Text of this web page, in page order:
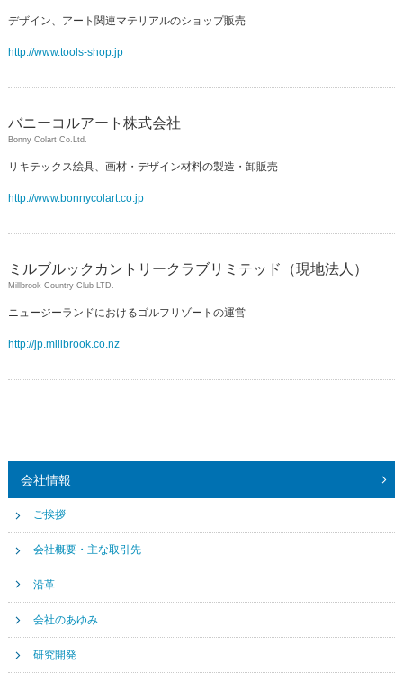
デザイン、アート関連マテリアルのショップ販売
http://www.tools-shop.jp
バニーコルアート株式会社
Bonny Colart Co.Ltd.
リキテックス絵具、画材・デザイン材料の製造・卸販売
http://www.bonnycolart.co.jp
ミルブルックカントリークラブリミテッド（現地法人）
Millbrook Country Club LTD.
ニュージーランドにおけるゴルフリゾートの運営
http://jp.millbrook.co.nz
会社情報
ご挨拶
会社概要・主な取引先
沿革
会社のあゆみ
研究開発